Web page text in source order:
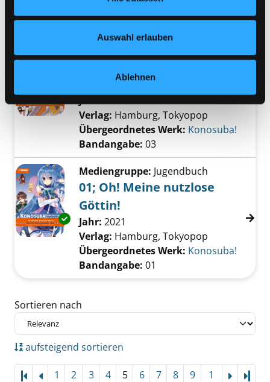
Nähere Informationen finden Sie in unserer
Auswahl erlauben
Ablehnen
Verlag:Ravensburg, Ravensburger
Exemplar-Details von 03; Sie werden
Darkness
Verlag: Hamburg, Tokyopop
Übergeordnetes Werk: Konosuba!
Bandangabe: 03
Exemplar-Details von 01; Oh! Meine
Mediengruppe: Jugendbuch
01; Oh! Meine nutzlose
Göttin!
Suche nach diesem Verfasser
Jahr: 2021
Verlag: Hamburg, Tokyopop
Übergeordnetes Werk: Konosuba!
Bandangabe: 01
Zu den Suchfiltern springen
Sortieren nach
aufsteigend sortieren
1 2 3 4 5 6 7 8 9
1